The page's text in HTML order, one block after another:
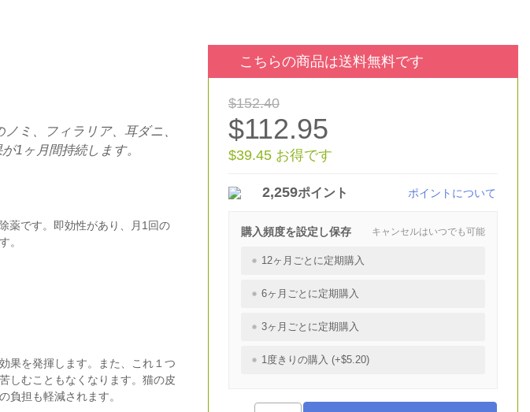
ミ、フィラリア、耳ダニ、
1ヶ月間持続します。
薬です。即効性があり、月1回の
。
果を発揮します。また、これ１つ
しむこともなくなります。猫の皮
負担も軽減されます。
こちらの商品は送料無料です
$152.40
$112.95
$39.45 お得です
2,259ポイント ポイントについて
キャンセルはいつでも可能
購入頻度を設定し保存
12ヶ月ごとに定期購入
6ヶ月ごとに定期購入
3ヶ月ごとに定期購入
1度きりの購入 (+$5.20)